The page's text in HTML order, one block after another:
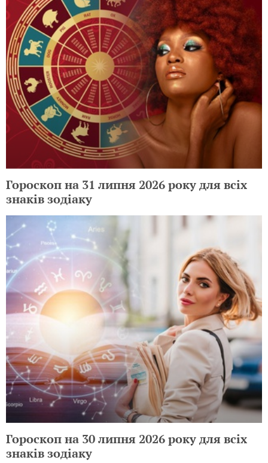
Гороскоп на 31 липня 2026 року для всіх
знаків зодіаку
Гороскоп на 30 липня 2026 року для всіх
знаків зодіаку